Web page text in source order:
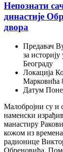
Непознати
династије
двора
Предавач
за
Београду
Локација
Марковића
Датум
Малобројни су и
наменски
манастиру
кожом из
радионице
Обреновића.